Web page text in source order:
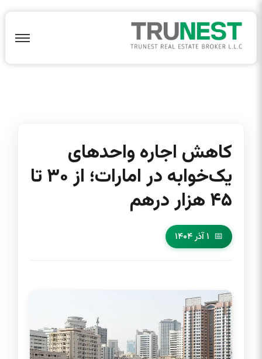
کاهش اجاره واحدهای
یک‌خوابه در امارات؛ از ۳۰ تا
۴۵ هزار درهم
۱ آذر ۱۴۰۴